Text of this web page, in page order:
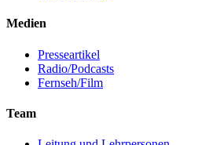
Medien
Presseartikel
Radio/Podcasts
Fernseh/Film
Team